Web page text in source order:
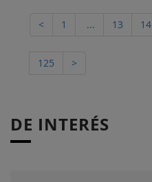
< 1 ... 13 14
125
>
DE INTERÉS